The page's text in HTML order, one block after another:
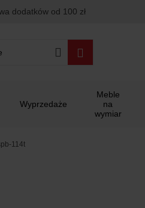
dodatków od 100 zł
Wyprzedaże
Meble
na
wymiar
114t